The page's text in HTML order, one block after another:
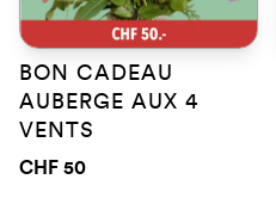
BON CADEAU
AUBERGE AUX 4
VENTS
CHF 50